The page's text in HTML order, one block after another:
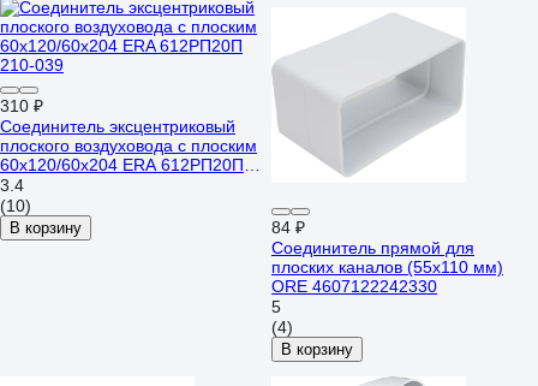
310 ₽
Соединитель эксцентриковый
плоского воздуховода с плоским
60х120/60х204 ERA 612РП20П
210-039
3.4
(10)
В корзину
84 ₽
Соединитель прямой для
плоских каналов (55х110 мм)
ORE 4607122242330
5
(4)
В корзину